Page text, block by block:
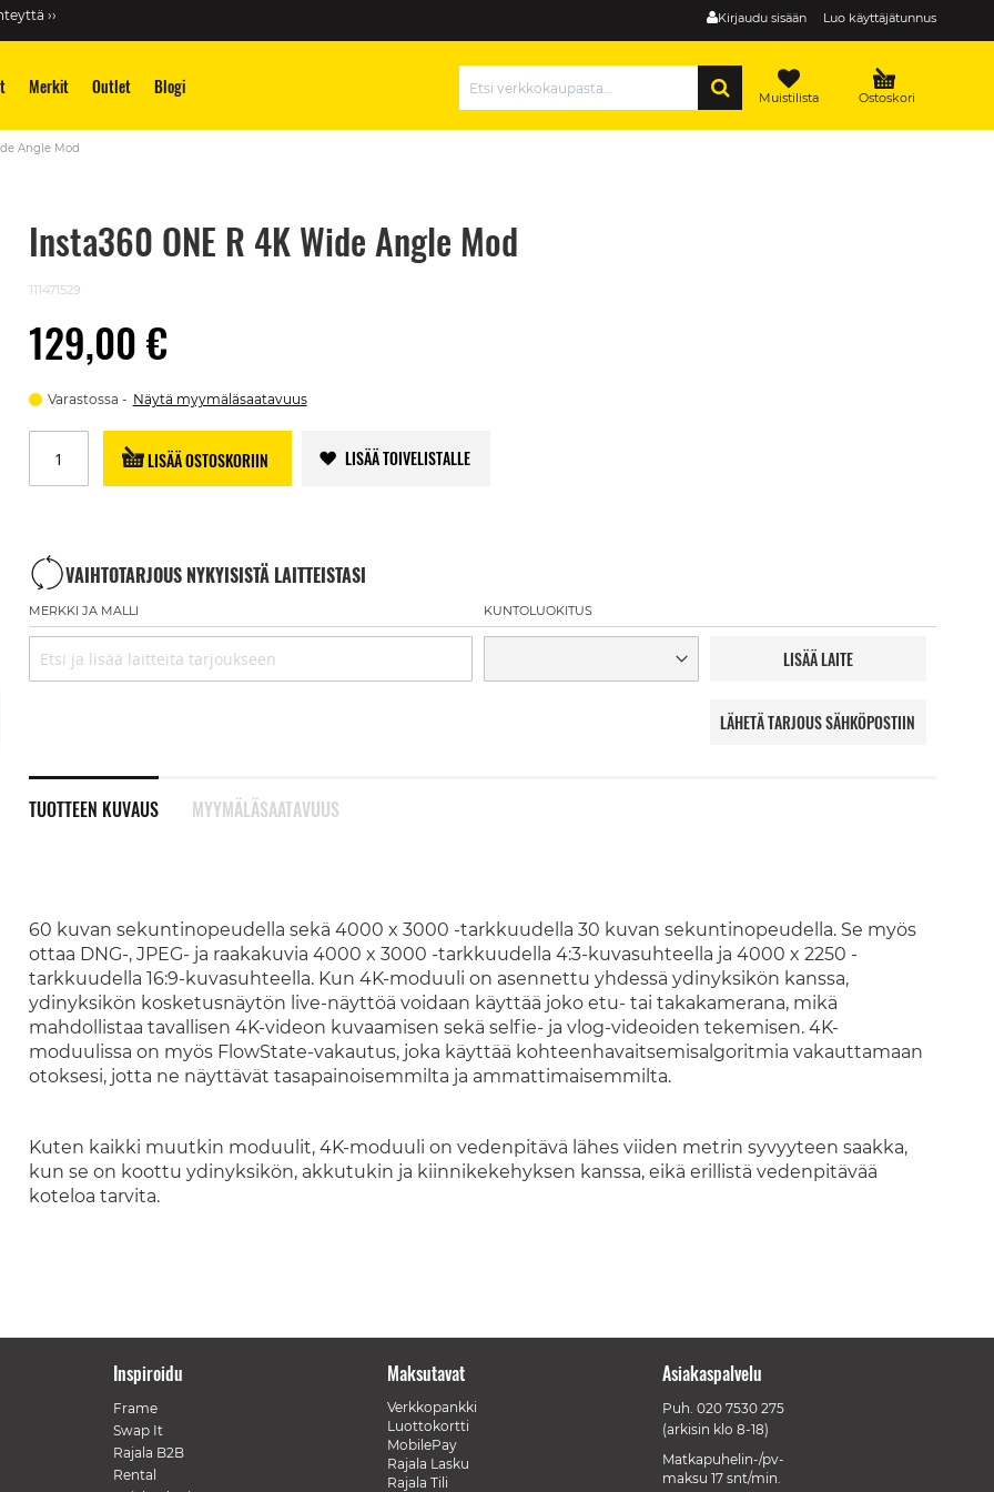
Kirjaudu sisään Luo käyttäjätunnus
››
Merkit Outlet Blogi Ostoskori
Muistilista
Angle Mod
Insta360 ONE R 4K Wide Angle Mod
111471529
129,00 €
Varastossa Näytä myymäläsaatavuus
LISÄÄ OSTOSKORIIN LISÄÄ TOIVELISTALLE
VAIHTOTARJOUS NYKYISISTÄ LAITTEISTASI
MERKKI JA MALLI KUNTOLUOKITUS
LISÄÄ LAITE
LÄHETÄ TARJOUS SÄHKÖPOSTIIN
TUOTTEEN KUVAUS
60 kuvan sekuntinopeudella sekä 4000 x 3000 -tarkkuudella 30 kuvan sekuntinopeudella. Se myös
ottaa DNG-, JPEG- ja raakakuvia 4000 x 3000 -tarkkuudella 4:3-kuvasuhteella ja 4000 x 2250 -
tarkkuudella 16:9-kuvasuhteella. Kun 4K-moduuli on asennettu yhdessä ydinyksikön kanssa,
ydinyksikön kosketusnäytön live-näyttöä voidaan käyttää joko etu- tai takakamerana, mikä
mahdollistaa tavallisen 4K-videon kuvaamisen sekä selfie- ja vlog-videoiden tekemisen. 4K-
moduulissa on myös FlowState-vakautus, joka käyttää kohteenhavaitsemisalgoritmia vakauttamaan
otoksesi, jotta ne näyttävät tasapainoisemmilta ja ammattimaisemmilta.
Kuten kaikki muutkin moduulit, 4K-moduuli on vedenpitävä lähes viiden metrin syvyyteen saakka,
kun se on koottu ydinyksikön, akkutukin ja kiinnikekehyksen kanssa, eikä erillistä vedenpitävää
koteloa tarvita.
MYYMÄLÄSAATAVUUS
Inspiroidu
Frame
Swap It
Rajala B2B
Rental
Maksutavat
Verkkopankki
Luottokortti
MobilePay
Rajala Lasku
Rajala Tili
Asiakaspalvelu
Puh. 020 7530 275
(arkisin klo 8-18)
Matkapuhelin-/pv-
maksu 17 snt/min.